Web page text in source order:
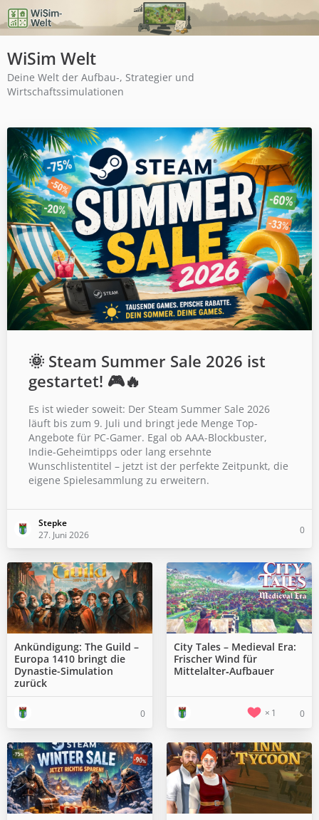
WiSim Welt
Deine Welt der Aufbau-, Strategier und
Wirtschaftssimulationen
🌞 Steam Summer Sale 2026 ist
gestartet! 🎮🔥
Es ist wieder soweit: Der Steam Summer Sale 2026
läuft bis zum 9. Juli und bringt jede Menge Top-
Angebote für PC-Gamer. Egal ob AAA-Blockbuster,
Indie-Geheimtipps oder lang ersehnte
Wunschlistentitel – jetzt ist der perfekte Zeitpunkt, die
eigene Spielesammlung zu erweitern.
Stepke
27. Juni 2026
0
Ankündigung: The Guild –
Europa 1410 bringt die
Dynastie-Simulation
zurück
0
City Tales – Medieval Era:
Frischer Wind für
Mittelalter‑Aufbauer
1 0